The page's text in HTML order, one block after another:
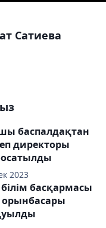
Сатиева
2023
баспалдақтан
директоры
басқармасы